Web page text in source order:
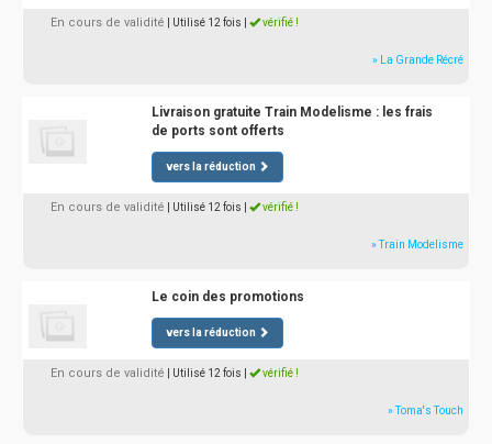
En cours de validité | Utilisé 12 fois vérifié !
» La Grande Récré
Livraison gratuite Train Modelisme : les frais
de ports sont offerts
vers la réduction
En cours de validité | Utilisé 12 fois vérifié !
» Train Modelisme
Le coin des promotions
vers la réduction
En cours de validité | Utilisé 12 fois vérifié !
» Toma's Touch